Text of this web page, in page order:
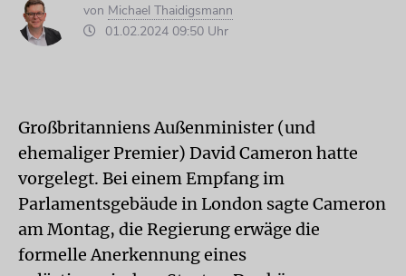
von Michael Thaidigsmann
01.02.2024 09:50 Uhr
Großbritanniens Außenminister (und
ehemaliger Premier) David Cameron hatte
vorgelegt. Bei einem Empfang im
Parlamentsgebäude in London sagte Cameron
am Montag, die Regierung erwäge die
formelle Anerkennung eines